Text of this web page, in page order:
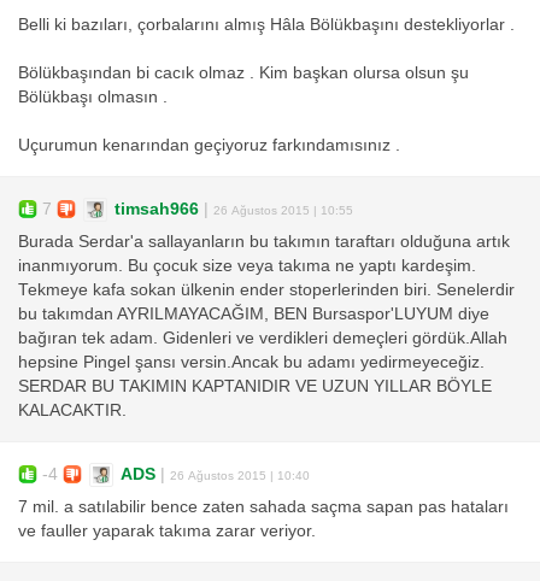
Belli ki bazıları, çorbalarını almış Hâla Bölükbaşını destekliyorlar .
Bölükbaşından bi cacık olmaz . Kim başkan olursa olsun şu
Bölükbaşı olmasın .
Uçurumun kenarından geçiyoruz farkındamısınız .
7 timsah966 26 Ağustos 2015 | 10:55
Burada Serdar'a sallayanların bu takımın taraftarı olduğuna artık
inanmıyorum. Bu çocuk size veya takıma ne yaptı kardeşim.
Tekmeye kafa sokan ülkenin ender stoperlerinden biri. Senelerdir
bu takımdan AYRILMAYACAĞIM, BEN Bursaspor'LUYUM diye
bağıran tek adam. Gidenleri ve verdikleri demeçleri gördük.Allah
hepsine Pingel şansı versin.Ancak bu adamı yedirmeyeceğiz.
SERDAR BU TAKIMIN KAPTANIDIR VE UZUN YILLAR BÖYLE
KALACAKTIR.
-4 ADS 26 Ağustos 2015 | 10:40
7 mil. a satılabilir bence zaten sahada saçma sapan pas hataları
ve fauller yaparak takıma zarar veriyor.